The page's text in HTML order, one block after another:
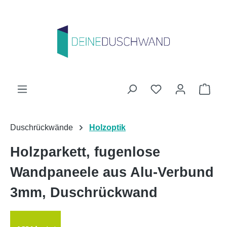
Du hast 0
Duschrückwände Holzoptik
Holzparkett, fugenlose
Wandpaneele aus Alu-Verbund
3mm, Duschrückwand